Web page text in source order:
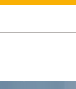
VDN
Clinique Villette de